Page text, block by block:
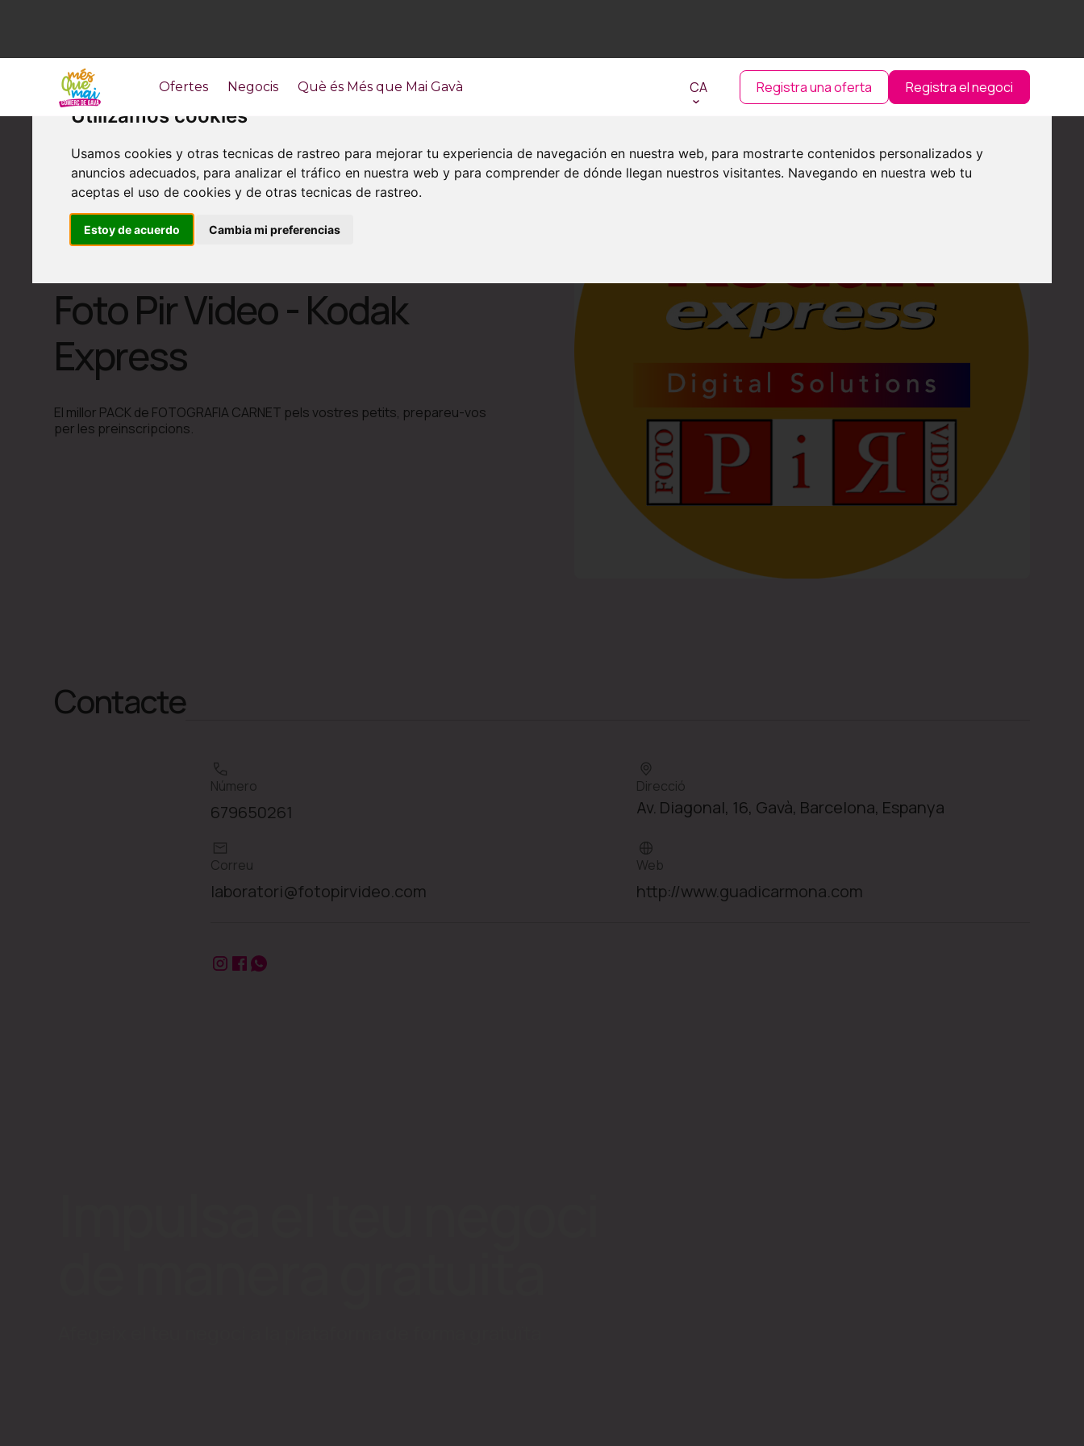
Utilizamos cookies
Usamos cookies y otras tecnicas de rastreo para mejorar tu experiencia de navegación en nuestra web, para mostrarte contenidos personalizados y
anuncios adecuados, para analizar el tráfico en nuestra web y para comprender de dónde llegan nuestros visitantes. Navegando en nuestra web tu
aceptas el uso de cookies y de otras tecnicas de rastreo.
Estoy de acuerdo Cambia mi preferencias
Ofertes Negocis Què és Més que Mai Gavà CA Registra una oferta Registra el negoci
Foto Pir Video - Kodak
Express
El millor PACK de FOTOGRAFIA CARNET pels vostres petits, prepareu-vos
per les preinscripcions.
Contacte
Número
679650261
Direcció
Av. Diagonal, 16, Gavà, Barcelona, Espanya
Correu
laboratori@fotopirvideo.com
Web
http://www.guadicarmona.com